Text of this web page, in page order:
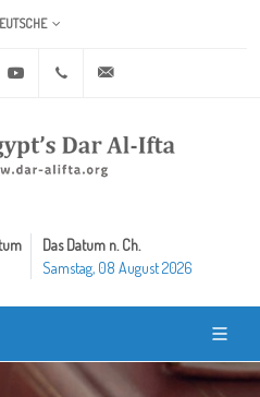
Twitter Youtube +20 2 25970400
Das Datum n. Ch.
Samstag, 08 August 2026